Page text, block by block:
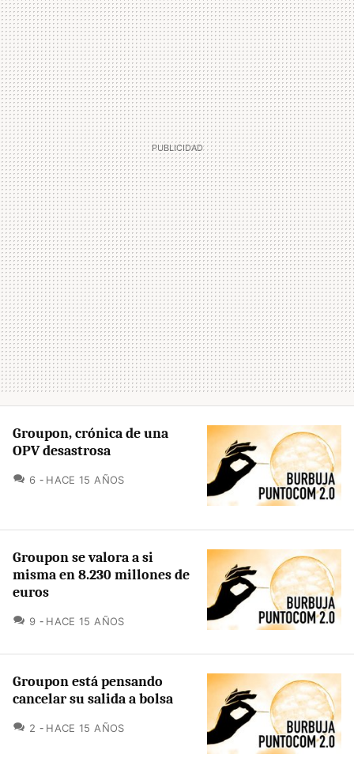
Groupon, crónica de una
OPV desastrosa
6 COMENTARIOS
HACE 15 AÑOS
Groupon se valora a si
misma en 8.230 millones de
euros
9 COMENTARIOS
HACE 15 AÑOS
Groupon está pensando
cancelar su salida a bolsa
2 COMENTARIOS
HACE 15 AÑOS